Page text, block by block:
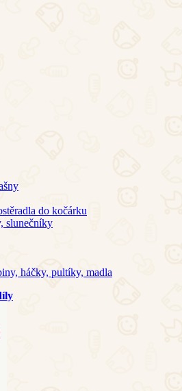
do kočárku
slunečníky
háčky, pultíky, madla